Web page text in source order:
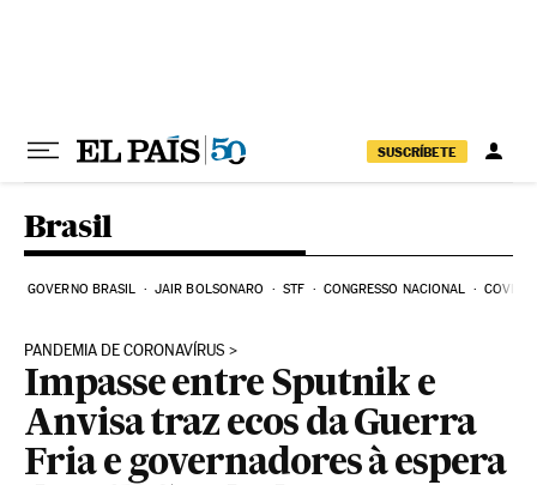
SUSCRÍBETE
Brasil
GOVERNO BRASIL JAIR BOLSONARO STF CONGRESSO NACIONAL COVID-
PANDEMIA DE CORONAVÍRUS
Impasse entre Sputnik e
Anvisa traz ecos da Guerra
Fria e governadores à espera